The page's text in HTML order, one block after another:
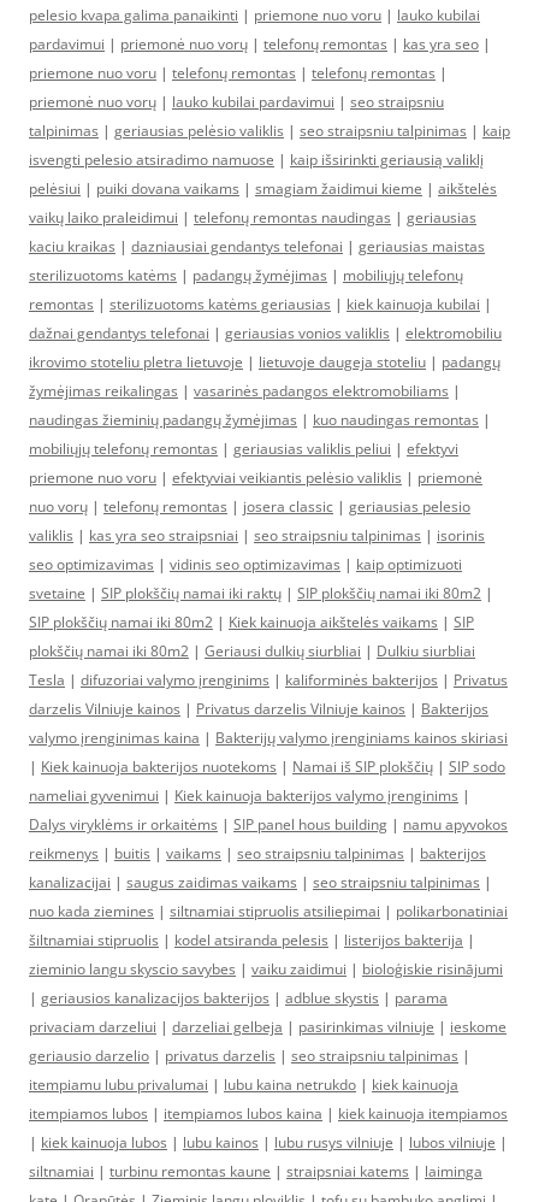
pelesio kvapa galima panaikinti | priemone nuo voru | lauko kubilai
pardavimui | priemonė nuo vorų | telefonų remontas | kas yra seo |
priemone nuo voru | telefonų remontas | telefonų remontas |
priemonė nuo vorų | lauko kubilai pardavimui | seo straipsniu
talpinimas | geriausias pelėsio valiklis | seo straipsniu talpinimas | kaip
isvengti pelesio atsiradimo namuose | kaip išsirinkti geriausią valiklį
pelėsiui | puiki dovana vaikams | smagiam žaidimui kieme | aikštelės
vaikų laiko praleidimui | telefonų remontas naudingas | geriausias
kaciu kraikas | dazniausiai gendantys telefonai | geriausias maistas
sterilizuotoms katėms | padangų žymėjimas | mobiliųjų telefonų
remontas | sterilizuotoms katėms geriausias | kiek kainuoja kubilai |
dažnai gendantys telefonai | geriausias vonios valiklis | elektromobiliu
ikrovimo stoteliu pletra lietuvoje | lietuvoje daugeja stoteliu | padangų
žymėjimas reikalingas | vasarinės padangos elektromobiliams |
naudingas žieminių padangų žymėjimas | kuo naudingas remontas |
mobiliųjų telefonų remontas | geriausias valiklis peliui | efektyvi
priemone nuo voru | efektyviai veikiantis pelėsio valiklis | priemonė
nuo vorų | telefonų remontas | josera classic | geriausias pelesio
valiklis | kas yra seo straipsniai | seo straipsniu talpinimas | isorinis
seo optimizavimas | vidinis seo optimizavimas | kaip optimizuoti
svetaine | SIP plokščių namai iki raktų | SIP plokščių namai iki 80m2 |
SIP plokščių namai iki 80m2 | Kiek kainuoja aikštelės vaikams | SIP
plokščių namai iki 80m2 | Geriausi dulkių siurbliai | Dulkiu siurbliai
Tesla | difuzoriai valymo įrenginims | kaliforminės bakterijos | Privatus
darzelis Vilniuje kainos | Privatus darzelis Vilniuje kainos | Bakterijos
valymo įrenginimas kaina | Bakterijų valymo įrenginiams kainos skiriasi
| Kiek kainuoja bakterijos nuotekoms | Namai iš SIP plokščių | SIP sodo
nameliai gyvenimui | Kiek kainuoja bakterijos valymo įrenginims |
Dalys viryklėms ir orkaitėms | SIP panel hous building | namu apyvokos
reikmenys | buitis | vaikams | seo straipsniu talpinimas | bakterijos
kanalizacijai | saugus zaidimas vaikams | seo straipsniu talpinimas |
nuo kada ziemines | siltnamiai stipruolis atsiliepimai | polikarbonatiniai
šiltnamiai stipruolis | kodel atsiranda pelesis | listerijos bakterija |
zieminio langu skyscio savybes | vaiku zaidimui | bioloģiskie risinājumi
| geriausios kanalizacijos bakterijos | adblue skystis | parama
privaciam darzeliui | darzeliai gelbeja | pasirinkimas vilniuje | ieskome
geriausio darzelio | privatus darzelis | seo straipsniu talpinimas |
itempiamu lubu privalumai | lubu kaina netrukdo | kiek kainuoja
itempiamos lubos | itempiamos lubos kaina | kiek kainuoja itempiamos
| kiek kainuoja lubos | lubu kainos | lubu rusys vilniuje | lubos vilniuje |
siltnamiai | turbinu remontas kaune | straipsniai katems | laiminga